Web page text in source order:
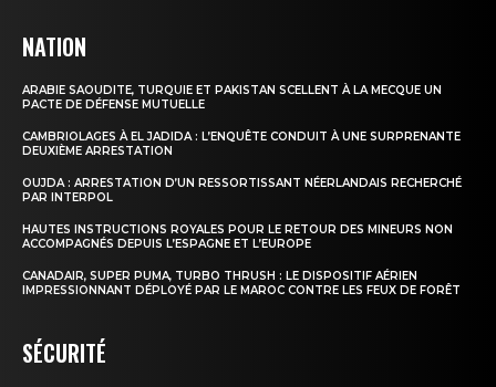
l'intelligence de
l'information
NATION
ARABIE SAOUDITE, TURQUIE ET PAKISTAN SCELLENT À LA MECQUE UN
PACTE DE DÉFENSE MUTUELLE
CAMBRIOLAGES À EL JADIDA : L’ENQUÊTE CONDUIT À UNE SURPRENANTE
DEUXIÈME ARRESTATION
OUJDA : ARRESTATION D’UN RESSORTISSANT NÉERLANDAIS RECHERCHÉ
PAR INTERPOL
HAUTES INSTRUCTIONS ROYALES POUR LE RETOUR DES MINEURS NON
ACCOMPAGNÉS DEPUIS L’ESPAGNE ET L’EUROPE
CANADAIR, SUPER PUMA, TURBO THRUSH : LE DISPOSITIF AÉRIEN
IMPRESSIONNANT DÉPLOYÉ PAR LE MAROC CONTRE LES FEUX DE FORÊT
SÉCURITÉ